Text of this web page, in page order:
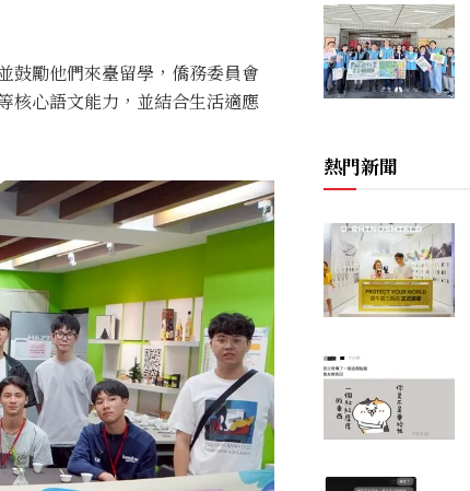
鼓勵他們來臺留學，僑務委員會
核心語文能力，並結合生活適應
熱門新聞